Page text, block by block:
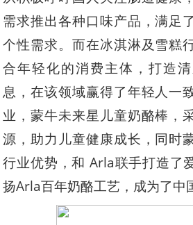
需求推出各种口味产品，满足
个性需求。而在冰淇淋及雪糕
合年轻化的消费主体，打造
息，在该领域赢得了年轻人一
业，蒙牛未来星儿童奶酪棒，
源，助力儿童健康成长，同时
行业优势，和 Arla联手打造了
扬Arla百年奶酪工艺，成为了中